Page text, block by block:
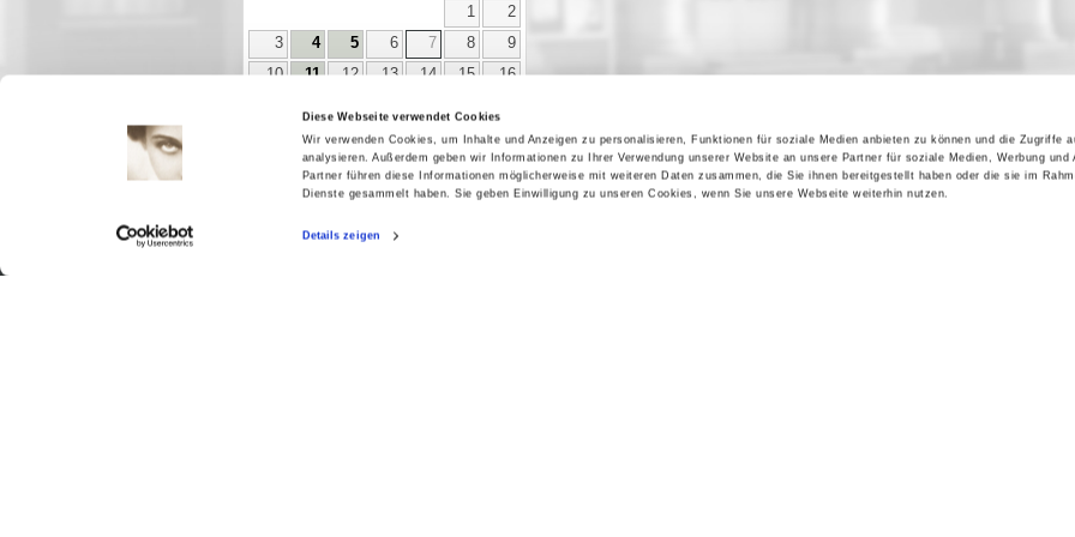
Diese Webseite verwendet Cookies
Wir verwenden Cookies, um Inhalte und Anzeigen zu personalisieren, Funktionen für soziale Medien anbieten zu können und die Zugriffe
analysieren. Außerdem geben wir Informationen zu Ihrer Verwendung unserer Website an unsere Partner für soziale Medien, Werbung und
Partner führen diese Informationen möglicherweise mit weiteren Daten zusammen, die Sie ihnen bereitgestellt haben oder die sie im
Dienste gesammelt haben. Sie geben Einwilligung zu unseren Cookies, wenn Sie unsere Webseite weiterhin nutzen.
Details zeigen
1
2
3
4 5 6 7 8
9
10
11 12 13 14 15
16
25 26 27 28 29
30